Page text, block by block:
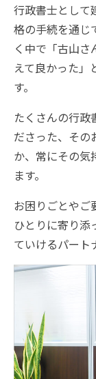
行政書士として
格の手続を通じ
く中で「古山
えて良かった」
す。
たくさんの行政
ださった、その
か、常にその気
ます。
お困りごとやご
ひとりに寄り添
ていけるパート